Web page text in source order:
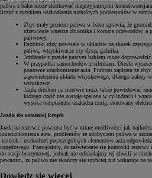
paliwa z baku może skutkować nieprzyjemnymi
liczyć z ryzykiem uszkodzenia niektórych podzespołów w
Zbyt mały poziom paliwa w baku sprawia, że
rdzewienie wnętrza zbiornika i korozję przewodów, a
paliwowy.
Drobinki rdzy powstałe w układzie na skutek
paliwa, wtryskiwacze czy dyszę gaźnika.
Jeżdżenie z prawie pustym bakiem może
W przypadku samochodów z silnikami Diesla
ponowne uruchomienie auta. Podczas zapłonu ze
zapowietrzenia układu wtryskowego, dlatego należy
wtryskowej.
Jazda dieslem na rezerwie może także powodować
którego część nie zostaje spalona w cylindrach i
wysoka temperatura uszkadza czuły, sterowany
Jazda do ostatniej kropli
Jazda na rezerwie powinna być w miarę możliwości jak
unieruchomienia auta, problemów ze zdobyciem paliwa w
usterek i uszkodzeń poszczególnych elementów auta
napędowego. Pamiętajmy, że zaświecenie się kontrolki rezerwy
do stacji benzynowej, jednak nie odkładajmy tej chwili w
pewności, że paliwo nie skończy się szybciej niż wskazuje na
Dowiedz się więcej